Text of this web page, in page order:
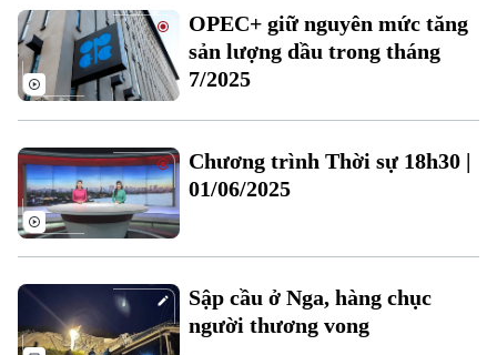
Người Việt 4 phương
Tài chính Ngân hàng
Doanh nghiệp
Tin tức
Đầu tư
Đất đai
Kinh nghiệm
Tàu và Xe
Ô tô
Tàu
Xe máy
Thị trường
Giáo dục
Tuyển sinh
Hướng nghiệp
Văn hóa
Tin tức
Di tích
Sức khỏe
Y tế
Dinh dưỡng
Bóng đá
Giải trí
OPEC+ giữ nguyên mức tăng
sản lượng dầu trong tháng
7/2025
Chương trình Thời sự 18h30 |
01/06/2025
Sập cầu ở Nga, hàng chục
người thương vong